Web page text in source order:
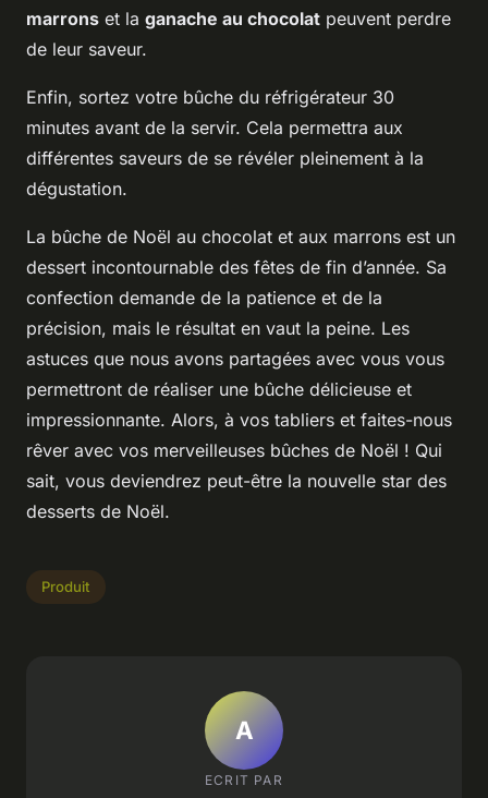
marrons et la ganache au chocolat peuvent perdre
de leur saveur.
Enfin, sortez votre bûche du réfrigérateur 30
minutes avant de la servir. Cela permettra aux
différentes saveurs de se révéler pleinement à la
dégustation.
La bûche de Noël au chocolat et aux marrons est un
dessert incontournable des fêtes de fin d’année. Sa
confection demande de la patience et de la
précision, mais le résultat en vaut la peine. Les
astuces que nous avons partagées avec vous vous
permettront de réaliser une bûche délicieuse et
impressionnante. Alors, à vos tabliers et faites-nous
rêver avec vos merveilleuses bûches de Noël ! Qui
sait, vous deviendrez peut-être la nouvelle star des
desserts de Noël.
Produit
A
ECRIT PAR